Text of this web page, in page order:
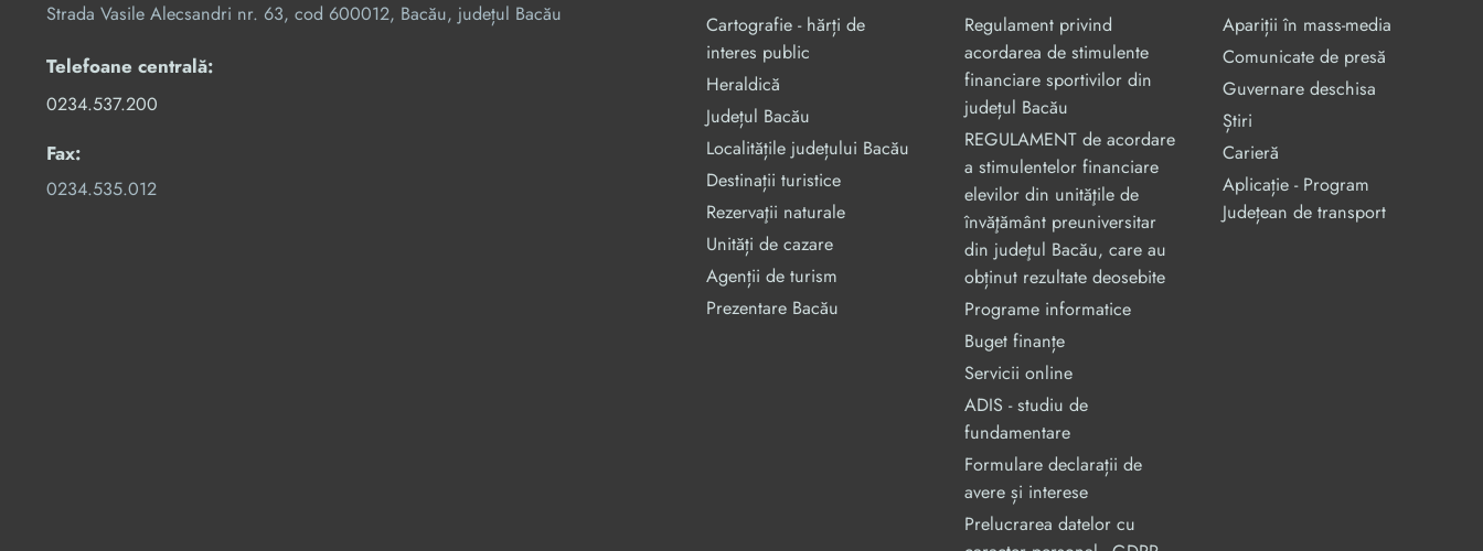
Strada Vasile Alecsandri nr. 63, cod 600012, Bacău, județul Bacău
Telefoane centrală:
0234.537.200
Fax:
0234.535.012
Cartografie - hărți de
interes public
Heraldică
Județul Bacău
Localitățile județului Bacău
Destinații turistice
Rezervaţii naturale
Unități de cazare
Agenții de turism
Prezentare Bacău
Regulament privind
acordarea de stimulente
financiare sportivilor din
județul Bacău
REGULAMENT de acordare
a stimulentelor financiare
elevilor din unităţile de
învăţământ preuniversitar
din judeţul Bacău, care au
obținut rezultate deosebite
Programe informatice
Buget finanțe
Servicii online
ADIS - studiu de
fundamentare
Formulare declarații de
avere și interese
Prelucrarea datelor cu
Apariții în mass-media
Comunicate de presă
Guvernare deschisa
Știri
Carieră
Aplicație - Program
Județean de transport